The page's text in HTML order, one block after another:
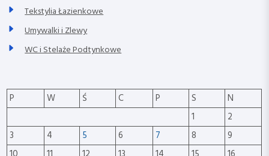
Tekstylia Łazienkowe
Umywalki i Zlewy
WC i Stelaże Podtynkowe
P W Ś C P S
N
1
2
3
4 5 6 7 8
9